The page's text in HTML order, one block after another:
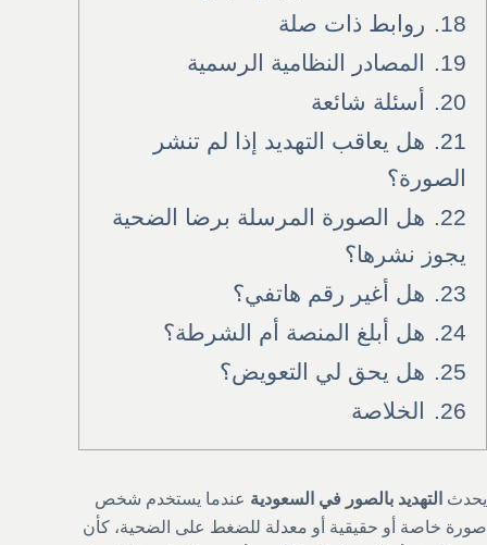
18.
روابط ذات صلة
19.
المصادر النظامية الرسمية
20.
أسئلة شائعة
21.
هل يعاقب التهديد إذا لم تنشر
الصورة؟
22.
هل الصورة المرسلة برضا الضحية
يجوز نشرها؟
23.
هل أغير رقم هاتفي؟
24.
هل أبلغ المنصة أم الشرطة؟
25.
هل يحق لي التعويض؟
26.
الخلاصة
يحدث التهديد بالصور في السعودية عندما يستخدم شخص
صورة خاصة أو حقيقية أو معدلة للضغط على الضحية، كأن